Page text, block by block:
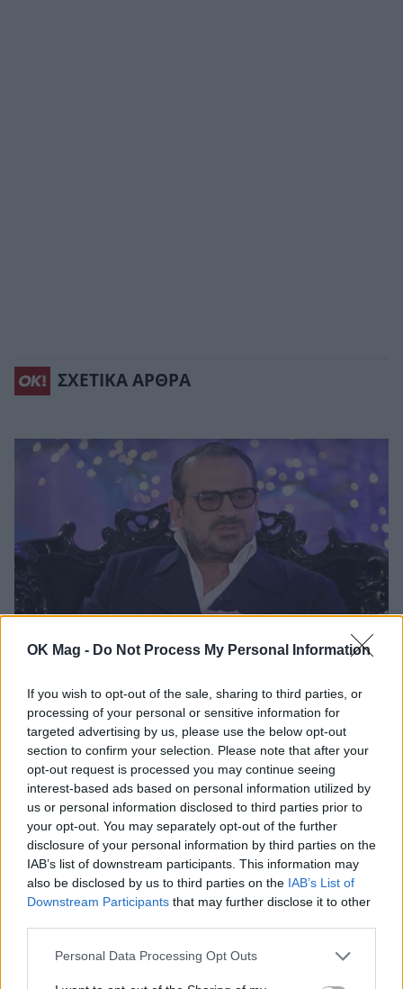
OK Mag - Do Not Process My Personal Information
If you wish to opt-out of the sale, sharing to third parties, or
processing of your personal or sensitive information for
targeted advertising by us, please use the below opt-out
section to confirm your selection. Please note that after your
opt-out request is processed you may continue seeing
interest-based ads based on personal information utilized by
us or personal information disclosed to third parties prior to
your opt-out. You may separately opt-out of the further
disclosure of your personal information by third parties on the
IAB’s list of downstream participants. This information may
also be disclosed by us to third parties on the IAB’s List of
Downstream Participants that may further disclose it to other
Personal Data Processing Opt Outs
ΣΧΕΤΙΚΑ ΑΡΘΡΑ
εμφανιστείς στο Emily in Paris ζητάει κάποια
χρήματα. Εγώ είχα πληρωθεί».
CELEBRITIES